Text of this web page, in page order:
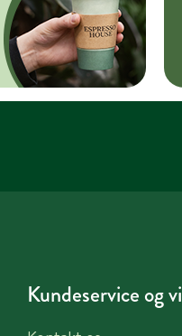
Kundeservice og